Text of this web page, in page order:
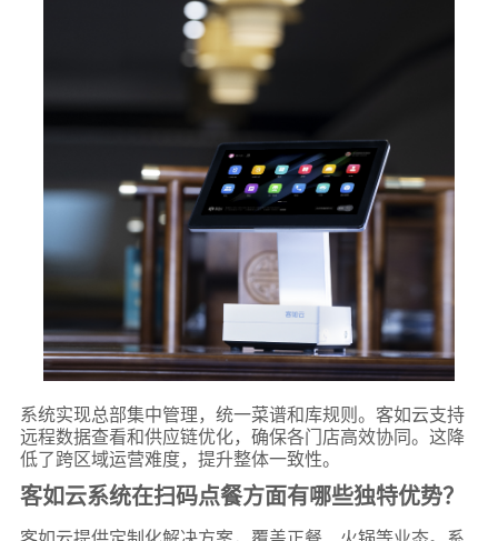
系统实现总部集中管理，统一菜谱和库规则。客如云支持
远程数据查看和供应链优化，确保各门店高效协同。这降
低了跨区域运营难度，提升整体一致性。
客如云系统在扫码点餐方面有哪些独特优势？